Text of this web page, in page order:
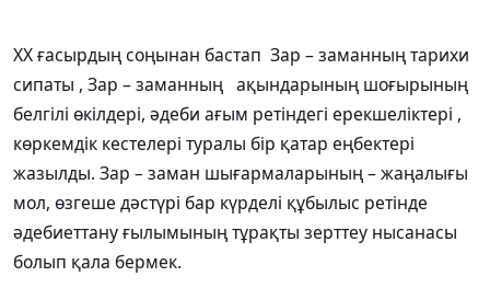
ХХ ғасырдың соңынан бастап Зар – заманның тарихи
сипаты , Зар – заманның ақындарының шоғырының
белгілі өкілдері, әдеби ағым ретіндегі ерекшеліктері ,
көркемдік кестелері туралы бір қатар еңбектері
жазылды. Зар – заман шығармаларының – жаңалығы
мол, өзгеше дәстүрі бар күрделі құбылыс ретінде
әдебиеттану ғылымының тұрақты зерттеу нысанасы
болып қала бермек.